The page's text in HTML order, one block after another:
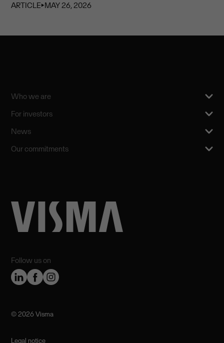
ARTICLE⏵MAY 26, 2026
Follow us on
Who we are
For investors
News
Our commitments
©️ 2026 Visma
Legal notice